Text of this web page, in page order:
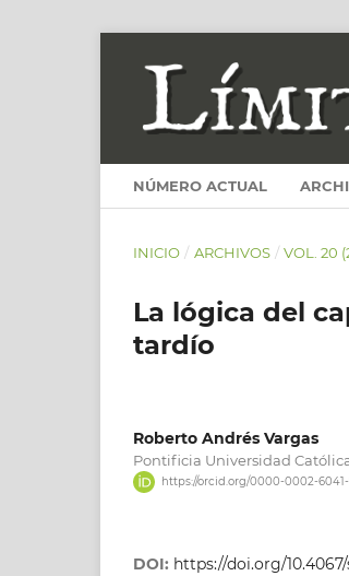
NÚMERO ACTUAL
INICIO / ARCHIVOS / VOL. 20
La lógica del
tardío
Roberto Andrés Vargas
Pontificia Universidad
https://orcid.org/0000-0002-6041-
DOI: https://doi.org/10.4067/